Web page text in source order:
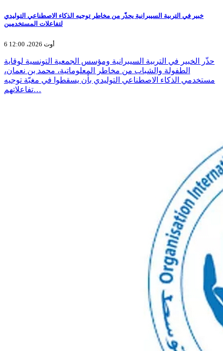
خبير في التربية السيبرانية يحذّر من مخاطر توجيه الذكاء الاصطناعي التوليدي
لتفاعلات المستخدمين
6 أوت 2026، 12:00
حذّر الخبير في التربية السيبرانية ومؤسس الجمعية التونسية لوقاية
الطفولة والشباب من مخاطر المعلوماتية، محمد بن نعمان،
مستخدمي الذكاء الاصطناعي التوليدي بأن يسقطوا في مغبّة توجيه
تفاعلاتهم…